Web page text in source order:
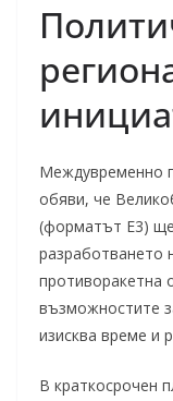
Междувременно
обяви, че
(форматът E3)
разработването
противоракетна
възможностите
изисква време и
В краткосрочен